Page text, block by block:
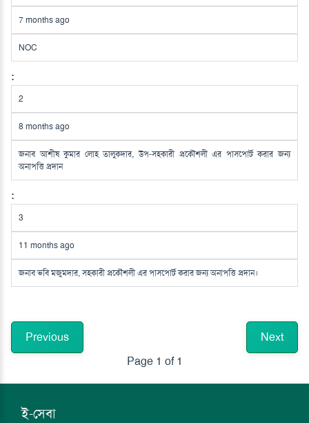
7 months ago
NOC
2
8 months ago
জনাব আশীষ কুমার লোহ তালুকদার, উপ-সহকারী প্রকৌশলী এর পাসপোর্ট করার জন্য
অনাপত্তি প্রদান
3
11 months ago
জনাব ভবি মজুমদার, সহকারী প্রকৌশলী এর পাসপোর্ট করার জন্য অনাপত্তি প্রদান।
Previous
Next
Page 1 of 1
ই-সেবা